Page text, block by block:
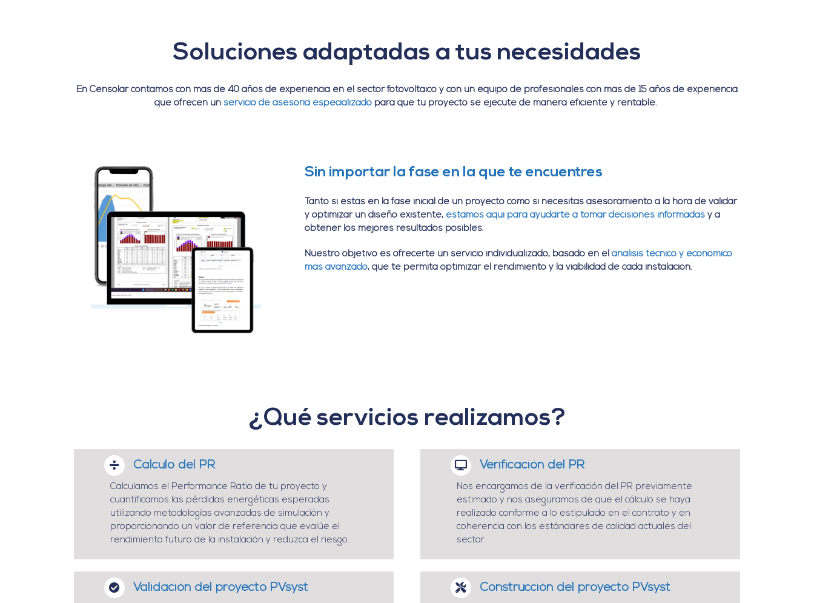
Soluciones adaptadas a tus necesidades
En Censolar contamos con más de 40 años de experiencia en el sector fotovoltaico y con un equipo de profesionales con más de 15 años de experiencia
que ofrecen un servicio de asesoría especializado para que tu proyecto se ejecute de manera eficiente y rentable.
Sin importar la fase en la que te encuentres
Tanto si estás en la fase inicial de un proyecto cómo si necesitas asesoramiento a la hora de validar
y optimizar un diseño existente, estamos aquí para ayudarte a tomar decisiones informadas y a
obtener los mejores resultados posibles.
Nuestro objetivo es ofrecerte un servicio individualizado, basado en elanálisis técnico y económico
más avanzado, que te permita optimizar el rendimiento y la viabilidad de cada instalación.
¿Qué servicios realizamos?
Cálculo del PR
Calculamos el Performance Ratio de tu proyecto y
cuantificamos las pérdidas energéticas esperadas
utilizando metodologías avanzadas de simulación y
proporcionando un valor de referencia que evalúe el
rendimiento futuro de la instalación y reduzca el riesgo.
Verificación del PR
Nos encargamos de la verificación del PR previamente
estimado y nos aseguramos de que el cálculo se haya
realizado conforme a lo estipulado en el contrato y en
coherencia con los estándares de calidad actuales del
sector.
Validación del proyecto PVsyst Construcción del proyecto PVsyst